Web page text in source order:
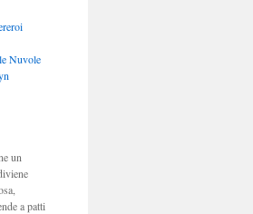
Nuvole
un
a patti